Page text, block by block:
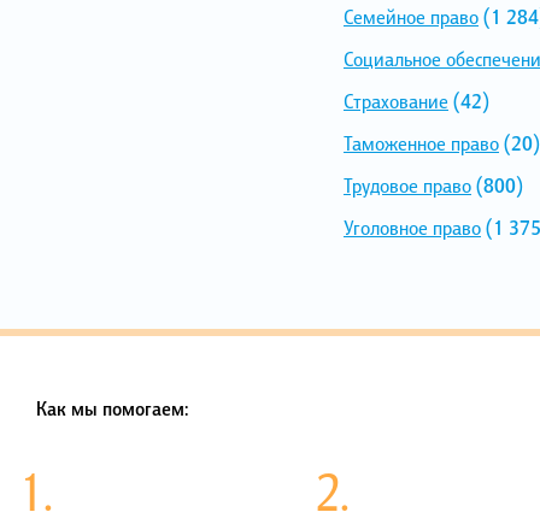
Семейное право(1
Социальное
Страхование (42)
Таможенное право(20)
Трудовое право(800)
Уголовное право(1
Как мы помогаем:
1. 2.